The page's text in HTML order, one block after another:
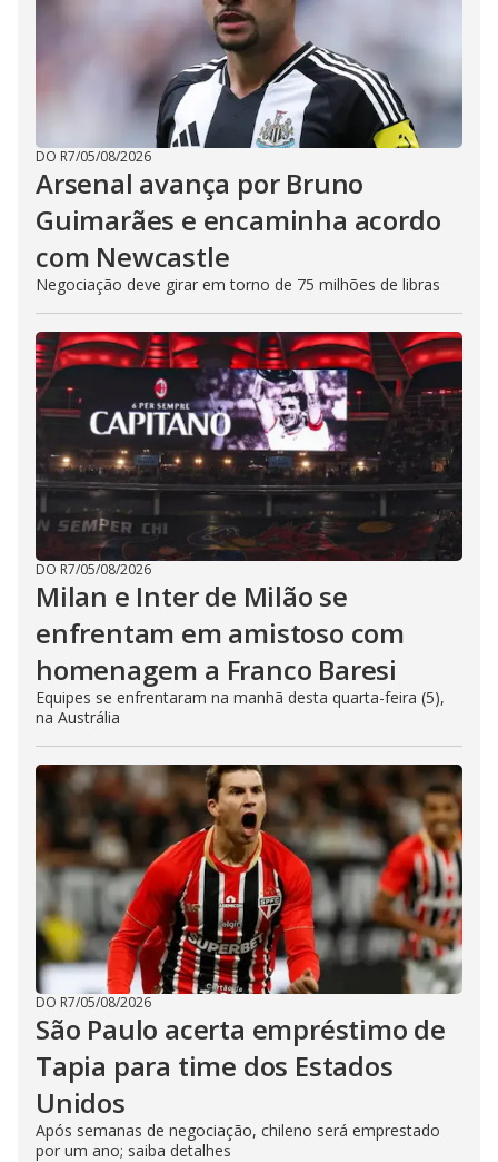
DO R7/05/08/2026
Arsenal avança por Bruno
Guimarães e encaminha acordo
com Newcastle
Negociação deve girar em torno de 75 milhões de libras
DO R7/05/08/2026
Milan e Inter de Milão se
enfrentam em amistoso com
homenagem a Franco Baresi
Equipes se enfrentaram na manhã desta quarta-feira (5),
na Austrália
DO R7/05/08/2026
São Paulo acerta empréstimo de
Tapia para time dos Estados
Unidos
Após semanas de negociação, chileno será emprestado
por um ano; saiba detalhes